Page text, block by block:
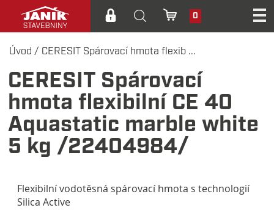
0
Úvod / CERESIT Spárovací hmota flexib ...
CERESIT Spárovací
hmota flexibilní CE 40
Aquastatic marble white
5 kg /22404984/
Flexibilní vodotěsná spárovací hmota s technologií
Silica Active